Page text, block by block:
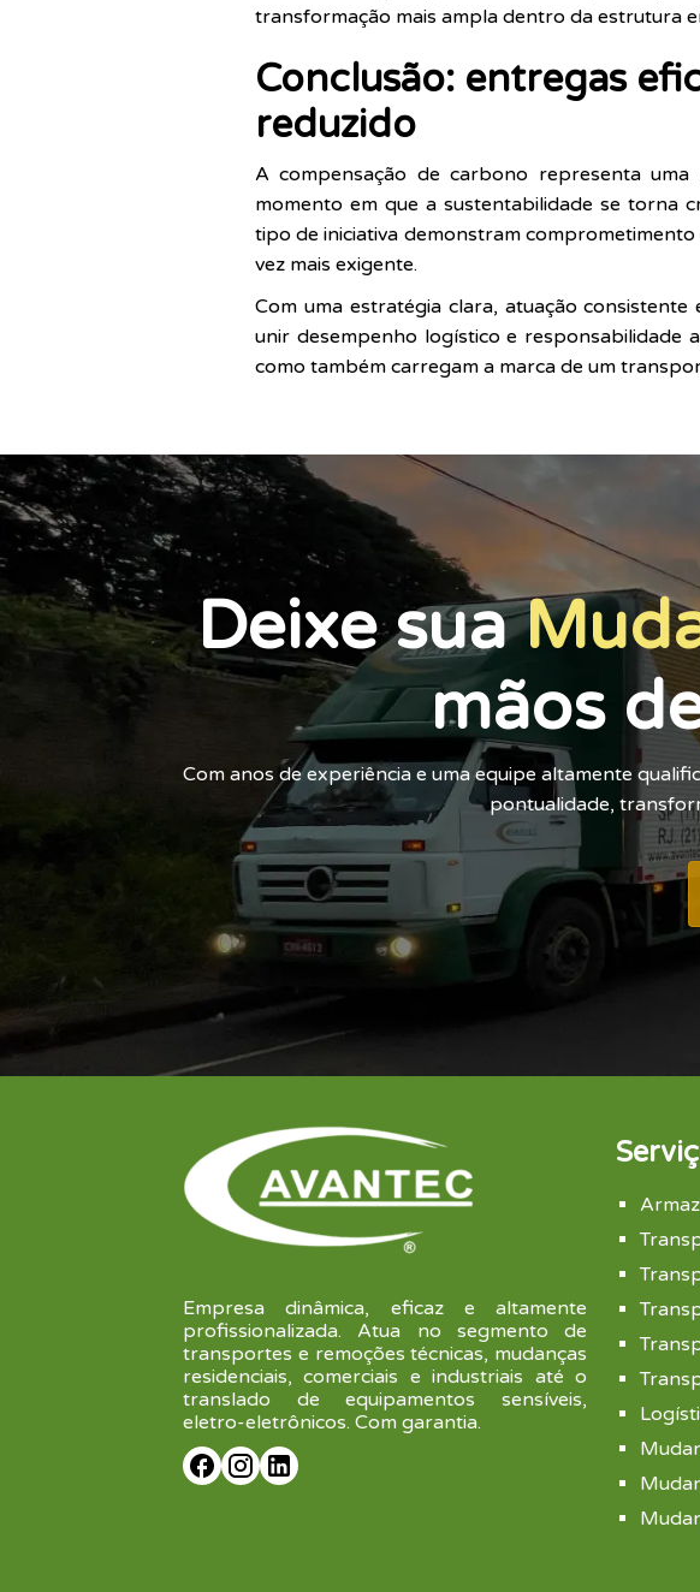
transformação mais ampla dentro da estrutura
Conclusão: entregas
reduzido
A compensação de carbono representa uma
momento em que a sustentabilidade se torna
tipo de iniciativa demonstram
vez mais exigente.
Com uma estratégia clara, atuação
unir desempenho logístico e responsabilidade
como também carregam a marca de um
Deixe sua
mãos
Com anos de experiência e uma equipe altamente
pontualidade,
Empresa dinâmica, eficaz e altamente
profissionalizada. Atua no segmento de
transportes e remoções técnicas, mudanças
residenciais, comerciais e industriais até o
translado de equipamentos sensíveis,
eletro-eletrônicos. Com garantia.